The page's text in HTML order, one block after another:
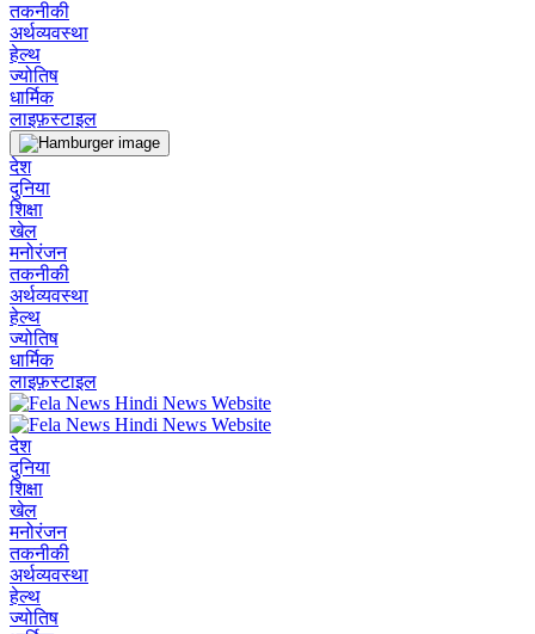
तकनीकी
अर्थव्यवस्था
हेल्थ
ज्योतिष
धार्मिक
लाइफ़स्टाइल
देश
दुनिया
शिक्षा
खेल
मनोरंजन
तकनीकी
अर्थव्यवस्था
हेल्थ
ज्योतिष
धार्मिक
लाइफ़स्टाइल
देश
दुनिया
शिक्षा
खेल
मनोरंजन
तकनीकी
अर्थव्यवस्था
हेल्थ
ज्योतिष